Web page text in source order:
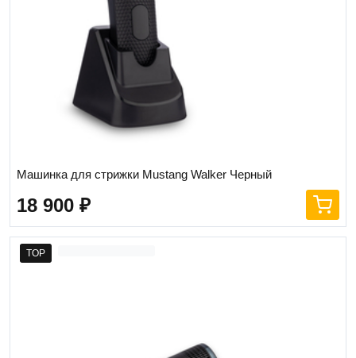
Машинка для стрижки Mustang Walker Черный
18 900 ₽
TOP